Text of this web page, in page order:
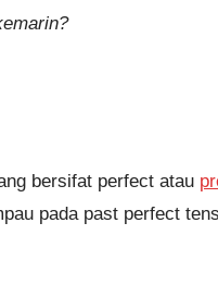
bersifat perfect atau
pada past perfect